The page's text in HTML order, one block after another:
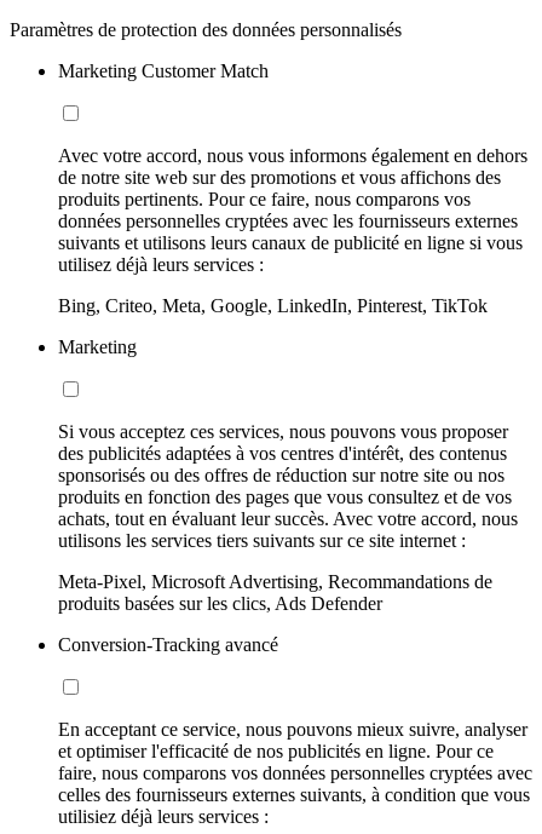
Paramètres de protection des données personnalisés
Marketing Customer Match
Avec votre accord, nous vous informons également en dehors
de notre site web sur des promotions et vous affichons des
produits pertinents. Pour ce faire, nous comparons vos
données personnelles cryptées avec les fournisseurs externes
suivants et utilisons leurs canaux de publicité en ligne si vous
utilisez déjà leurs services :
Bing, Criteo, Meta, Google, LinkedIn, Pinterest, TikTok
Marketing
Si vous acceptez ces services, nous pouvons vous proposer
des publicités adaptées à vos centres d'intérêt, des contenus
sponsorisés ou des offres de réduction sur notre site ou nos
produits en fonction des pages que vous consultez et de vos
achats, tout en évaluant leur succès. Avec votre accord, nous
utilisons les services tiers suivants sur ce site internet :
Meta-Pixel, Microsoft Advertising, Recommandations de
produits basées sur les clics, Ads Defender
Conversion-Tracking avancé
En acceptant ce service, nous pouvons mieux suivre, analyser
et optimiser l'efficacité de nos publicités en ligne. Pour ce
faire, nous comparons vos données personnelles cryptées avec
celles des fournisseurs externes suivants, à condition que vous
utilisiez déjà leurs services :